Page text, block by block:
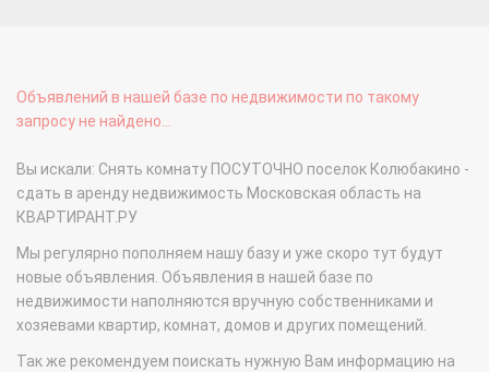
Объявлений в нашей базе по недвижимости по такому
запросу не найдено...
Вы искали: Снять комнату ПОСУТОЧНО поселок Колюбакино -
сдать в аренду недвижимость Московская область на
КВАРТИРАНТ.РУ
Мы регулярно пополняем нашу базу и уже скоро тут будут
новые объявления. Объявления в нашей базе по
недвижимости наполняются вручную собственниками и
хозяевами квартир, комнат, домов и других помещений.
Так же рекомендуем поискать нужную Вам информацию на